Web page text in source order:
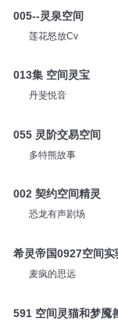
005--灵泉空间
莲花怒放Cv
013集 空间灵宝
丹斐悦音
055 灵阶交易空间
多特熊故事
002 契约空间精灵
恐龙有声剧场
希灵帝国0927空间实
麦疯的思远
591 空间灵猫和梦魇